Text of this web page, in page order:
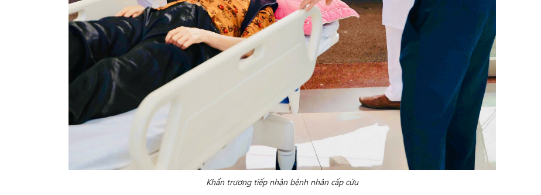
Khẩn trương tiếp nhận bệnh nhân cấp cứu